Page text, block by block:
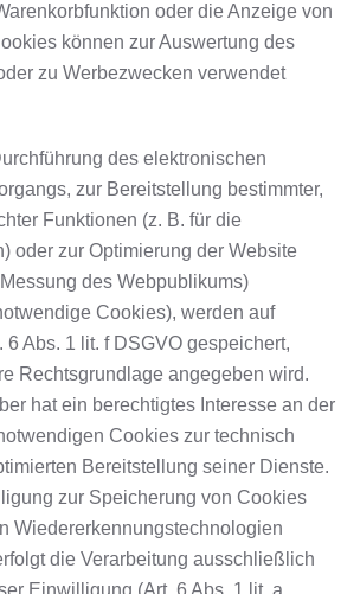
oder die Anzeige von
können zur Auswertung des
zu Werbezwecken verwendet
des elektronischen
zur Bereitstellung bestimmter,
Funktionen (z. B. für die
oder zur Optimierung der Website
des Webpublikums)
Cookies), werden auf
6 Abs. 1 lit. f DSGVO gespeichert,
Rechtsgrundlage angegeben wird.
hat ein berechtigtes Interesse an der
Cookies zur technisch
Bereitstellung seiner Dienste.
zur Speicherung von Cookies
Wiedererkennungstechnologien
die Verarbeitung ausschließlich
Einwilligung (Art. 6 Abs. 1 lit. a